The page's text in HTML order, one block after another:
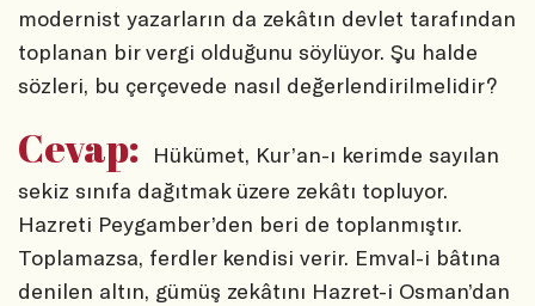
modernist yazarların da zekâtın devlet tarafından
toplanan bir vergi olduğunu söylüyor. Şu halde
sözleri, bu çerçevede nasıl değerlendirilmelidir?
Cevap:
Hükümet, Kur’an-ı kerimde sayılan
sekiz sınıfa dağıtmak üzere zekâtı topluyor.
Hazreti Peygamber’den beri de toplanmıştır.
Toplamazsa, ferdler kendisi verir. Emval-i bâtına
denilen altın, gümüş zekâtını Hazret-i Osman’dan